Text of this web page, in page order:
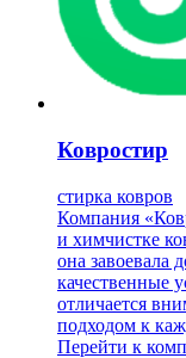
Ковростир
стирка ковров
Компания
и химчистке
она завоевала
качественные
отличается
подходом к
Перейти к